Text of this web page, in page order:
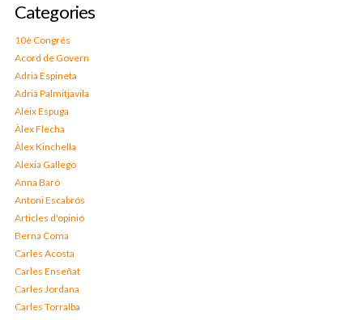
Categories
10è Congrés
Acord de Govern
Adrià Espineta
Adrià Palmitjavila
Aleix Espuga
Àlex Flecha
Àlex Kinchella
Alexia Gallego
Anna Baró
Antoni Escabrós
Articles d'opinió
Berna Coma
Carles Acosta
Carles Enseñat
Carles Jordana
Carles Torralba